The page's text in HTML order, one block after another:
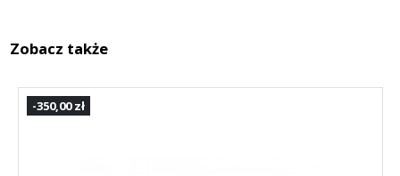
Zobacz także
-350,00 zł